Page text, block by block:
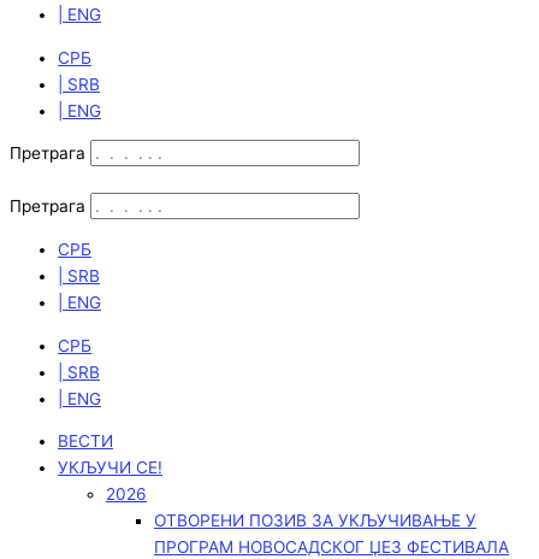
| ENG
СРБ
| SRB
| ENG
Претрага
Претрага
СРБ
| SRB
| ENG
СРБ
| SRB
| ENG
ВЕСТИ
УКЉУЧИ СЕ!
2026
ОТВОРЕНИ ПОЗИВ ЗА УКЉУЧИВАЊЕ У
ПРОГРАМ НОВОСАДСКОГ ЏЕЗ ФЕСТИВАЛА